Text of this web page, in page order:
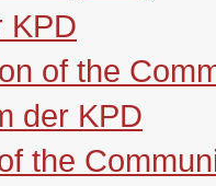
KPD
of the
der KPD
the